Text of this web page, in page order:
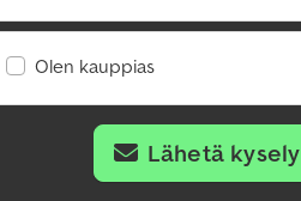
Olen kauppias
Lähetä kysely